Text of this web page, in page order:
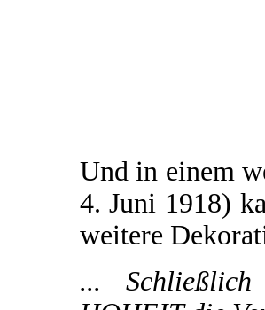
Und in einem
4. Juni 1918)
weitere
...